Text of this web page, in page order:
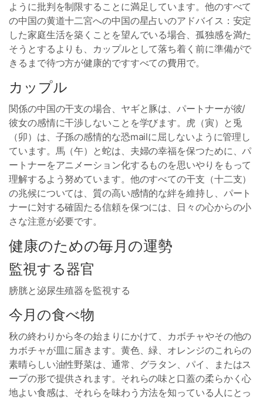
ように批判を制限することに満足しています。他のすべて
の中国の黄道十二宮への中国の星占いのアドバイス：安定
した家庭生活を築くことを望んでいる場合、孤独感を満た
そうとするよりも、カップルとして落ち着く前に準備がで
きるまで待つ方が健康的ですすべての費用で。
カップル
関係の中国の干支の場合、ヤギと豚は、パートナーが彼/
彼女の感情に干渉しないことを学びます。虎（寅）と兎
（卯）は、子孫の感情的な恐mailに屈しないように管理し
ています。馬（午）と蛇は、夫婦の幸福を保つために、パ
ートナーをアニメーション化するものを思いやりをもって
理解するよう努めています。他のすべての干支（十二支）
の兆候については、質の高い感情的な絆を維持し、パート
ナーに対する確固たる信頼を保つには、日々の心からの小
さな注意が必要です。
健康のための毎月の運勢
監視する器官
膀胱と泌尿生殖器を監視する
今月の食べ物
秋の終わりから冬の始まりにかけて、カボチャやその他の
カボチャが皿に届きます。黄色、緑、オレンジのこれらの
素晴らしい油性野菜は、通常、グラタン、パイ、またはス
ープの形で提供されます。それらの味と口蓋の柔らかく心
地よい食感は、それらを味わう方法を知っている人にとっ